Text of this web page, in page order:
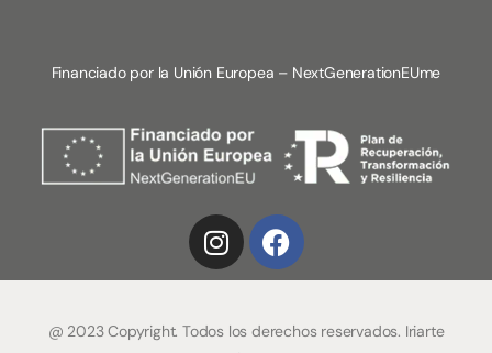
Financiado por la Unión Europea – NextGenerationEUme
@ 2023 Copyright. Todos los derechos reservados. Iriarte